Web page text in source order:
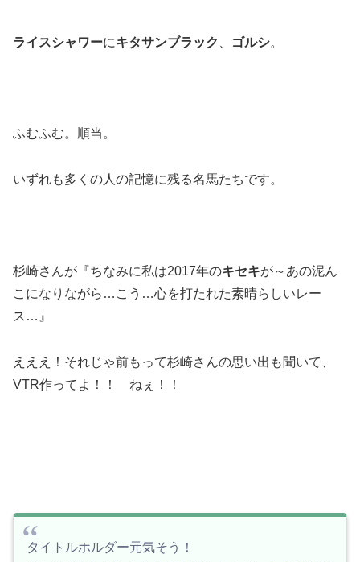
ライスシャワーにキタサンブラック ゴルシ。
ふむふむ。順当。
いずれも多くの人の記憶に残る名馬たちです。
杉崎さんが『ちなみに私は2017年のキセキが～あの泥ん
こになりながら…こう…心を打たれた素晴らしいレー
ス…』
えええ！それじゃ前もって杉崎さんの思い出も聞いて、
VTR作ってよ！！ ねぇ！！
タイトルホルダー元気そう！